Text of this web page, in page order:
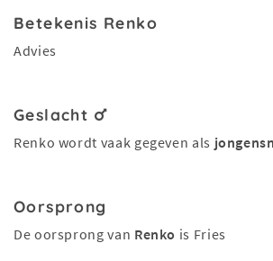
Betekenis Renko
Advies
Geslacht
Renko wordt vaak gegeven als
Oorsprong
De oorsprong van Renko is Fries